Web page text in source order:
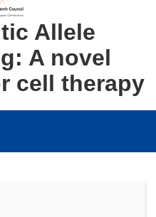
Allele
A novel
cell therapy